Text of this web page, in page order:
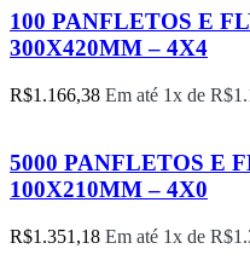
100 PANFLETOS E
300X420MM – 4X4
R$1.166,38 Em até 1x de R$
5000 PANFLETOS E
100X210MM – 4X0
R$1.351,18 Em até 1x de R$